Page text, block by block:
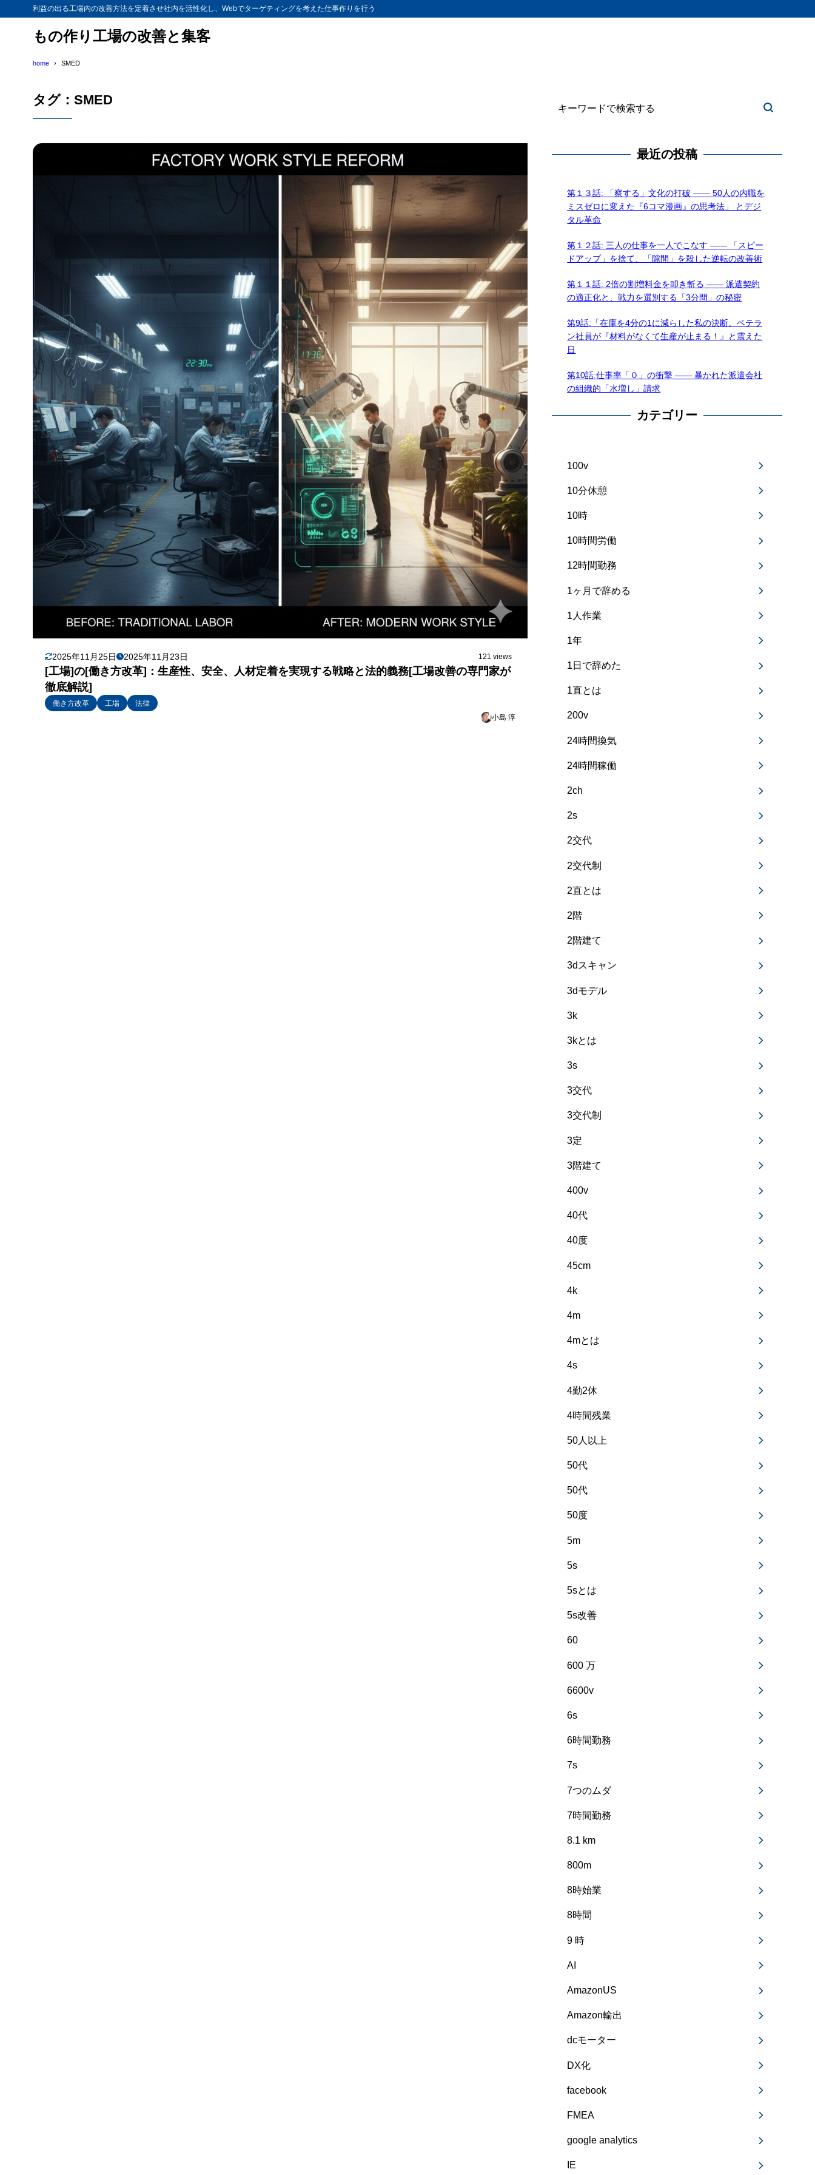
利益の出る工場内の改善方法を定着させ社内を活性化し、Webでターゲティングを考えた仕事作りを行う
もの作り工場の改善と集客
home SMED
タグ：SMED
2025年11月25日 2025年11月23日 121 views
[工場]の[働き方改革]：生産性、安全、人材定着を実現する戦略と法的義務[工場改善の専門家が
徹底解説]
働き方改革 工場
法律
小島 淳
最近の投稿
第１３話: 「察する」文化の打破 —— 50人の内職を
ミスゼロに変えた『6コマ漫画』の思考法」 とデジ
タル革命
第１２話: 三人の仕事を一人でこなす —— 「スピー
ドアップ」を捨て、「隙間」を殺した逆転の改善術
第１１話: 2倍の割増料金を叩き斬る —— 派遣契約
の適正化と、戦力を選別する「3分間」の秘密
第9話:「在庫を4分の1に減らした私の決断。ベテラ
ン社員が『材料がなくて生産が止まる！』と震えた
日
第10話:仕事率「０」の衝撃 —— 暴かれた派遣会社
の組織的「水増し」請求
カテゴリー
100v
10分休憩
10時
10時間労働
12時間勤務
1ヶ月で辞める
1人作業
1年
1日で辞めた
1直とは
200v
24時間換気
24時間稼働
2ch
2s
2交代
2交代制
2直とは
2階
2階建て
3dスキャン
3dモデル
3k
3kとは
3s
3交代
3交代制
3定
3階建て
400v
40代
40度
45cm
4k
4m
4mとは
4s
4勤2休
4時間残業
50人以上
50代
50代
50度
5m
5s
5sとは
5s改善
60
600 万
6600v
6s
6時間勤務
7s
7つのムダ
7時間勤務
8.1 km
800m
8時始業
8時間
9 時
AI
AmazonUS
Amazon輸出
dcモーター
DX化
facebook
FMEA
google analytics
IE